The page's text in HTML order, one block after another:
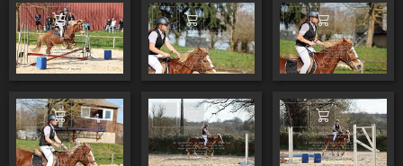
Ajouter au panier Ajouter au panier Ajouter au
Ajouter au panier Ajouter au panier Ajouter au